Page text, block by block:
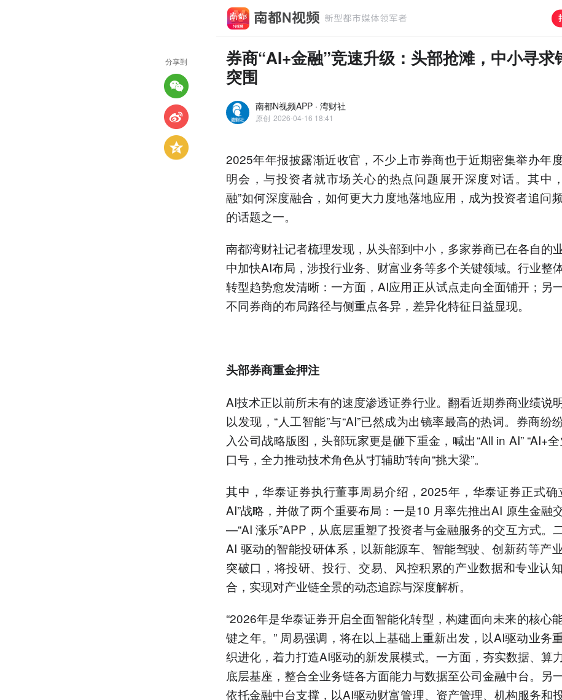
券商“AI+金融”竞速升级：头部抢滩，中小寻求
突围
南都N视频APP · 湾财社
原创 2026-04-16 18:41
2025年年报披露渐近收官，不少上市券商也于近期密集举办年
明会，与投资者就市场关心的热点问题展开深度对话。其中
融”如何深度融合，如何更大力度地落地应用，成为投资者追问
的话题之一。
南都湾财社记者梳理发现，从头部到中小，多家券商已在各自的
中加快AI布局，涉投行业务、财富业务等多个关键领域。行业整
转型趋势愈发清晰：一方面，AI应用正从试点走向全面铺开；另
不同券商的布局路径与侧重点各异，差异化特征日益显现。
头部券商重金押注
AI技术正以前所未有的速度渗透证券行业。翻看近期券商业绩说
以发现，“人工智能”与“AI”已然成为出镜率最高的热词。券商纷
入公司战略版图，头部玩家更是砸下重金，喊出“All in AI” “AI+全
口号，全力推动技术角色从“打辅助”转向“挑大梁”。
其中，华泰证券执行董事周易介绍，2025年，华泰证券正式确
AI”战略，并做了两个重要布局：一是10 月率先推出AI 原生金融
—“AI 涨乐”APP，从底层重塑了投资者与金融服务的交互方式。
AI 驱动的智能投研体系，以新能源车、智能驾驶、创新药等产
突破口，将投研、投行、交易、风控积累的产业数据和专业认
合，实现对产业链全景的动态追踪与深度解析。
“2026年是华泰证券开启全面智能化转型，构建面向未来的核心
键之年。” 周易强调，将在以上基础上重新出发，以AI驱动业务
织进化，着力打造AI驱动的新发展模式。一方面，夯实数据、算
底层基座，整合全业务链各方面能力与数据至公司金融中台。另
依托金融中台支撑，以AI驱动财富管理、资产管理、机构服务和
分享到